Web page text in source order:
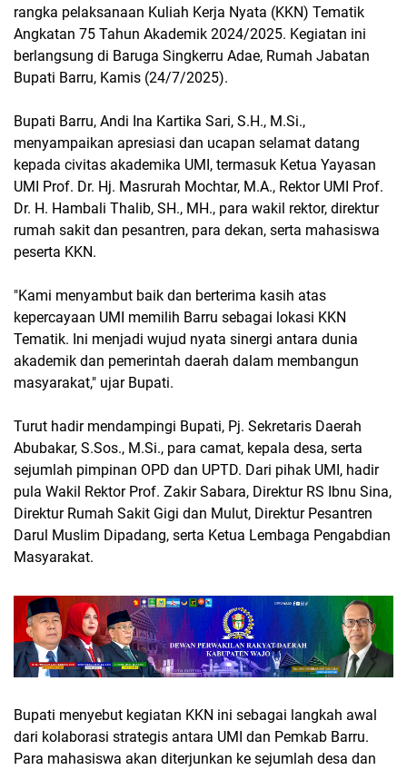
rangka pelaksanaan Kuliah Kerja Nyata (KKN) Tematik
Angkatan 75 Tahun Akademik 2024/2025. Kegiatan ini
berlangsung di Baruga Singkerru Adae, Rumah Jabatan
Bupati Barru, Kamis (24/7/2025).
Bupati Barru, Andi Ina Kartika Sari, S.H., M.Si.,
menyampaikan apresiasi dan ucapan selamat datang
kepada civitas akademika UMI, termasuk Ketua Yayasan
UMI Prof. Dr. Hj. Masrurah Mochtar, M.A., Rektor UMI Prof.
Dr. H. Hambali Thalib, SH., MH., para wakil rektor, direktur
rumah sakit dan pesantren, para dekan, serta mahasiswa
peserta KKN.
"Kami menyambut baik dan berterima kasih atas
kepercayaan UMI memilih Barru sebagai lokasi KKN
Tematik. Ini menjadi wujud nyata sinergi antara dunia
akademik dan pemerintah daerah dalam membangun
masyarakat," ujar Bupati.
Turut hadir mendampingi Bupati, Pj. Sekretaris Daerah
Abubakar, S.Sos., M.Si., para camat, kepala desa, serta
sejumlah pimpinan OPD dan UPTD. Dari pihak UMI, hadir
pula Wakil Rektor Prof. Zakir Sabara, Direktur RS Ibnu Sina,
Direktur Rumah Sakit Gigi dan Mulut, Direktur Pesantren
Darul Muslim Dipadang, serta Ketua Lembaga Pengabdian
Masyarakat.
Bupati menyebut kegiatan KKN ini sebagai langkah awal
dari kolaborasi strategis antara UMI dan Pemkab Barru.
Para mahasiswa akan diterjunkan ke sejumlah desa dan